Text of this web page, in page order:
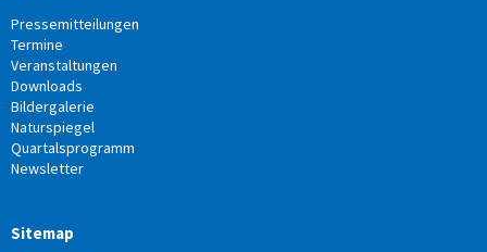
Pressemitteilungen
Termine
Veranstaltungen
Downloads
Bildergalerie
Naturspiegel
Quartalsprogramm
Newsletter
Sitemap